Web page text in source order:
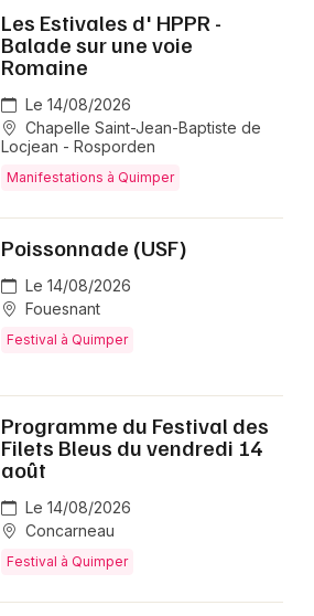
Les Estivales d' HPPR -
Balade sur une voie
Romaine
Le 14/08/2026
Chapelle Saint-Jean-Baptiste de
Locjean - Rosporden
Manifestations à Quimper
Poissonnade (USF)
Le 14/08/2026
Fouesnant
Festival à Quimper
Programme du Festival des
Filets Bleus du vendredi 14
août
Le 14/08/2026
Concarneau
Festival à Quimper